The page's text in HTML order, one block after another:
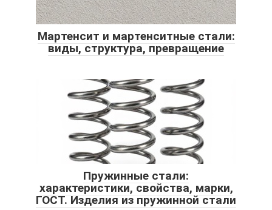
Мартенсит и мартенситные стали:
виды, структура, превращение
Пружинные стали:
характеристики, свойства, марки,
ГОСТ. Изделия из пружинной стали